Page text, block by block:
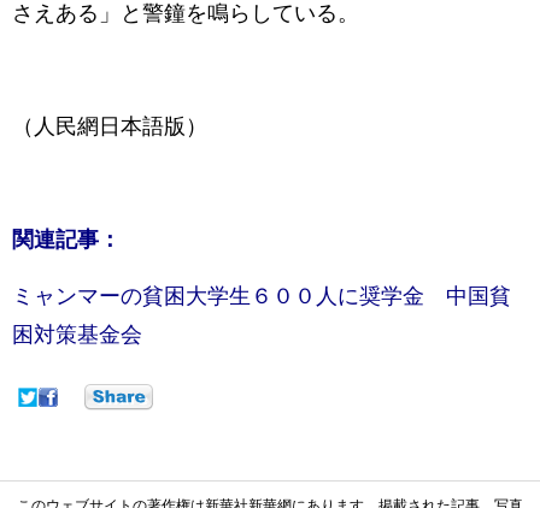
さえある」と警鐘を鳴らしている。
（人民網日本語版）
関連記事：
ミャンマーの貧困大学生６００人に奨学金 中国貧
困対策基金会